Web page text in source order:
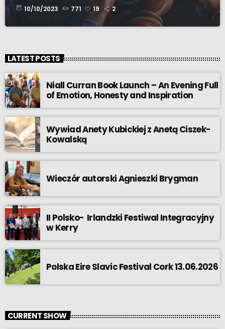
today 10/10/2023 771 19 2
LATEST POSTS
Niall Curran Book Launch – An Evening Full
of Emotion, Honesty and Inspiration
Wywiad Anety Kubickiej z Anetą Ciszek-
Kowalską
Wieczór autorski Agnieszki Brygman
II Polsko- Irlandzki Festiwal Integracyjny
w Kerry
Polska Eire Slavic Festival Cork 13.06.2026
CURRENT SHOW